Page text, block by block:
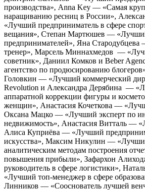
производства», Anna Key — «Самая
наращиванию ресниц в России»,
«Лучший предприниматель в сфере
вещания», Степан Мартюшев —
предпринимателей», Яна
тренер», Марсель Миннахмедов —
советник», Даниил Комков и Beber
агентство по продюсированию
Головкин — «Лучший коммерческий
Revolution и Александра Дерябина —
аппаратной коррекции фигуры и
женщин», Анастасия Кочеткова —
Оксана Мацко — «Лучший эксперт по
недвижимость», Анастасия Витталь —
Алиса Куприёва — «Лучший
искусства», Максим Никулин —
аналитическим методам построения
повышения прибыли», Зафархон
руководитель в сфере логистики»,
«Лучший топ-менеджер в сфере
Линников — «Сооснователь лучшей